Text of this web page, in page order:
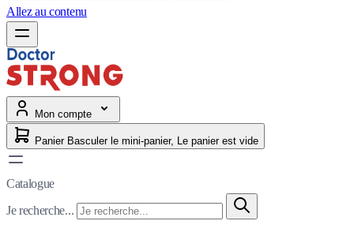
Allez au contenu
Mon compte
Panier Basculer le mini-panier, Le panier est vide
Catalogue
Je recherche...